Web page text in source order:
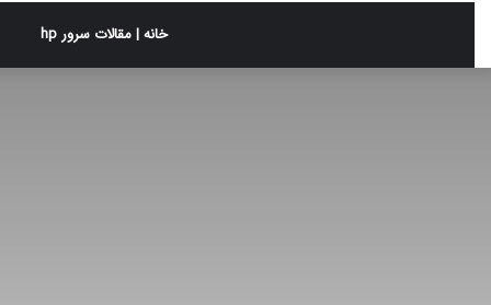
خانه | مقالات سرور hp